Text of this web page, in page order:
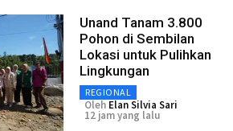
Unand Tanam 3.800
Pohon di Sembilan
Lokasi untuk Pulihkan
Lingkungan
REGIONAL
Oleh Elan Silvia Sari
12 jam yang lalu